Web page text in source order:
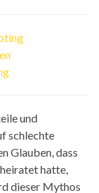
und
schlechte
Glauben, dass
hatte,
dieser Mythos